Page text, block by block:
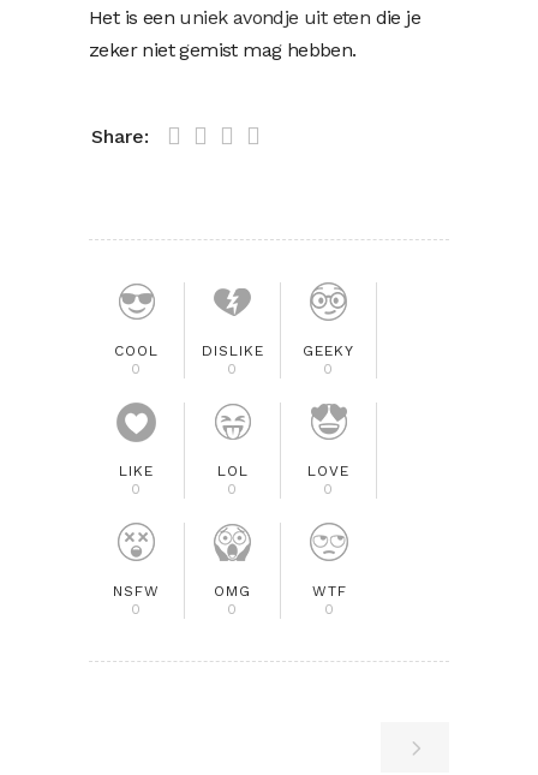
Het is een uniek avondje uit eten die je
zeker niet gemist mag hebben.
Share:
COOL
0
DISLIKE
0
GEEKY
0
LIKE
0
LOL
0
LOVE
0
NSFW
0
OMG
0
WTF
0